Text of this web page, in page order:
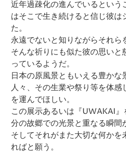
近年過疎化の進んでいるという
はそこで生き続けると信じ彼は
た。
永遠でないと知りながらそれら
そんな祈りにも似た彼の思いと
っているようだ。
日本の原風景ともいえる豊かな
人々、その生業や祭り等を体感
を運んでほしい。
この展示あるいは『UWAKAI
分の故郷での光景と重なる瞬間
そしてそれがまた大切な何かを
ればと願う。